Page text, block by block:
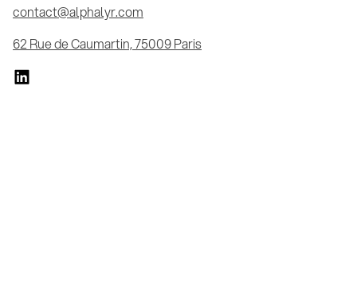
contact@alphalyr.com
62 Rue de Caumartin, 75009 Paris